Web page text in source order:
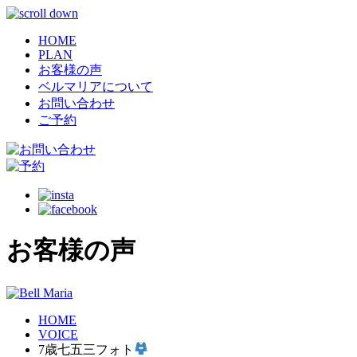
HOME
PLAN
お客様の声
ベルマリアについて
お問い合わせ
ご予約
お客様の声
HOME
VOICE
7歳七五三フォト